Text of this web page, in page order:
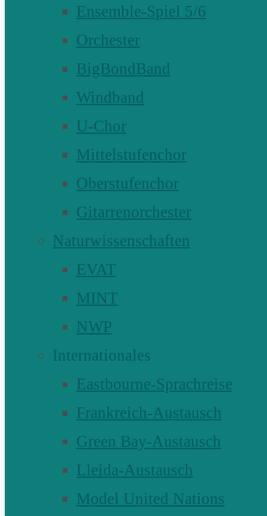
Ensemble-Spiel 5/6
Orchester
BigBondBand
Windband
U-Chor
Mittelstufenchor
Oberstufenchor
Gitarrenorchester
Naturwissenschaften
EVAT
MINT
NWP
Internationales
Eastbourne-Sprachreise
Frankreich-Austausch
Green Bay-Austausch
Lleida-Austausch
Model United Nations